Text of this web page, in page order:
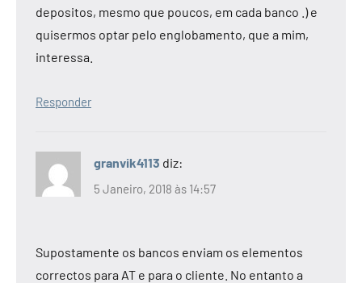
depositos, mesmo que poucos, em cada banco .) e
quisermos optar pelo englobamento, que a mim,
interessa.
Responder
granvik4113 diz:
5 Janeiro, 2018 às 14:57
Supostamente os bancos enviam os elementos
correctos para AT e para o cliente. No entanto a